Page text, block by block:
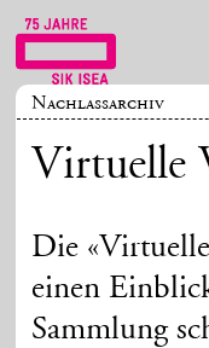
Nachlassarchiv
Virtuelle
Die
einen
Sammlung